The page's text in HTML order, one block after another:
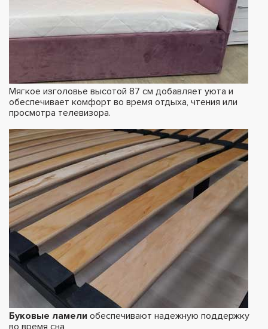
Мягкое изголовье высотой 87 см добавляет уюта и
обеспечивает комфорт во время отдыха, чтения или
просмотра телевизора.
Буковые ламели обеспечивают надежную поддержку
во время сна